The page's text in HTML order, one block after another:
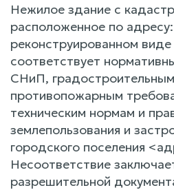
Нежилое здание с
расположенное по
реконструированном
соответствует
СНиП,
противопожарным
техническим нормам и
землепользования и
городского поселения
Несоответствие
разрешительной